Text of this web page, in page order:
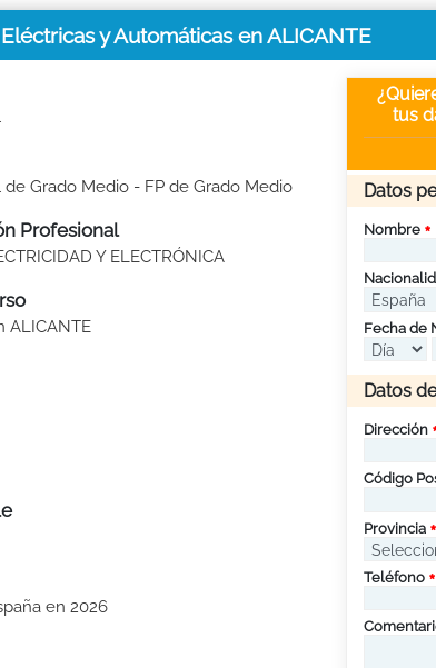
y Automáticas en ALICANTE
Grado Medio - FP de Grado Medio
Profesional
Y ELECTRÓNICA
ALICANTE
en 2026
tus
Datos
Nombre
Fecha de
Datos
Dirección
Código
Provincia
Teléfono